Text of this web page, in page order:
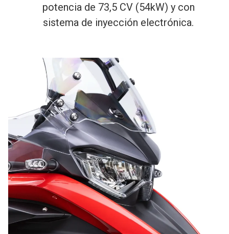
potencia de 73,5 CV (54kW) y con
sistema de inyección electrónica.